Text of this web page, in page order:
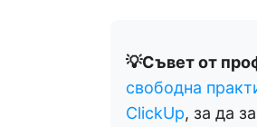
💡Съвет от
свободна
ClickUp, за да